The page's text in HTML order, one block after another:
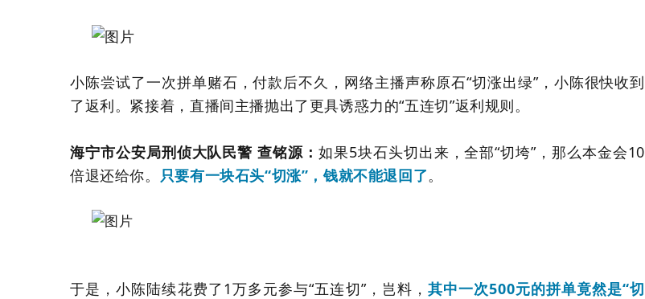
小陈尝试了一次拼单赌石，付款后不久，网络主播声称原石“切涨出绿”，小陈很快收到
了返利。紧接着，直播间主播抛出了更具诱惑力的“五连切”返利规则。
海宁市公安局刑侦大队民警 查铭源：如果5块石头切出来，全部“切垮”，那么本金会10
倍退还给你。 只要有一块石头“切涨”，钱就不能退回了。
于是，小陈陆续花费了1万多元参与“五连切”，岂料，其中一次500元的拼单竟然是“切